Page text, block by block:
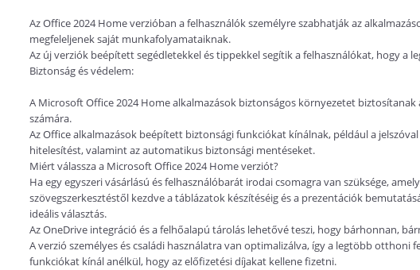
Az Office 2024 Home verzióban a felhasználók személyre szabhatják az
megfeleljenek saját munkafolyamataiknak.
Az új verziók beépített segédletekkel és tippekkel segítik a felhasználókat, hogy a
Biztonság és védelem:
A Microsoft Office 2024 Home alkalmazások biztonságos környezetet
számára.
Az Office alkalmazások beépített biztonsági funkciókat kínálnak, például a
hitelesítést, valamint az automatikus biztonsági mentéseket.
Miért válassza a Microsoft Office 2024 Home verziót?
Ha egy egyszeri vásárlású és felhasználóbarát irodai csomagra van szüksége,
szövegszerkesztéstől kezdve a táblázatok készítéséig és a prezentációk
ideális választás.
Az OneDrive integráció és a felhőalapú tárolás lehetővé teszi, hogy bárhonnan,
A verzió személyes és családi használatra van optimalizálva, így a legtöbb otthoni
funkciókat kínál anélkül, hogy az előfizetési díjakat kellene fizetni.